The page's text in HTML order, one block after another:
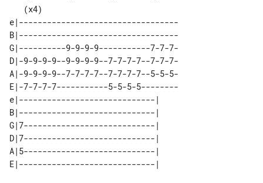
e|----------------------------------
B|----------------------------------
G|----------9-9-9-9-----------7-7-7-
D|-9-9-9-9--9-9-9-9--7-7-7-7--7-7-7-
A|-9-9-9-9--7-7-7-7--7-7-7-7--5-5-5-
E|-7-7-7-7-----------5-5-5-5--------
e|-----------------------------|
B|-----------------------------|
G|7----------------------------|
D|7----------------------------|
A|5----------------------------|